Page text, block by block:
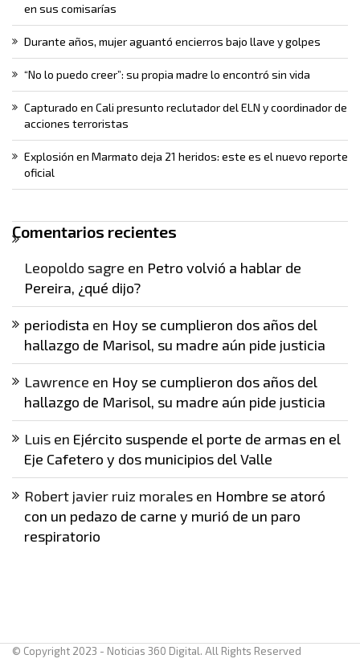
en sus comisarías
Durante años, mujer aguantó encierros bajo llave y golpes
“No lo puedo creer”: su propia madre lo encontró sin vida
Capturado en Cali presunto reclutador del ELN y coordinador de
acciones terroristas
Explosión en Marmato deja 21 heridos: este es el nuevo reporte
oficial
Comentarios recientes
Leopoldo sagre en Petro volvió a hablar de
Pereira, ¿qué dijo?
periodista en Hoy se cumplieron dos años del
hallazgo de Marisol, su madre aún pide justicia
Lawrence en Hoy se cumplieron dos años del
hallazgo de Marisol, su madre aún pide justicia
Luis en Ejército suspende el porte de armas en el
Eje Cafetero y dos municipios del Valle
Robert javier ruiz morales en Hombre se atoró
con un pedazo de carne y murió de un paro
respiratorio
© Copyright 2023 - Noticias 360 Digital. All Rights Reserved